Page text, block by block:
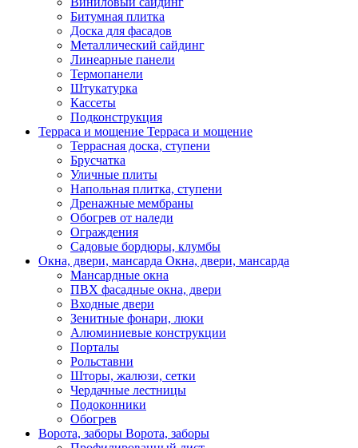
Битумная плитка
Доска для фасадов
Металлический сайдинг
Линеарные панели
Термопанели
Штукатурка
Кассеты
Подконструкция
Терраса и мощение Терраса и мощение
Террасная доска, ступени
Брусчатка
Уличные плиты
Напольная плитка, ступени
Дренажные мембраны
Обогрев от наледи
Ограждения
Садовые бордюры, клумбы
Окна, двери, мансарда Окна, двери, мансарда
Мансардные окна
ПВХ фасадные окна, двери
Входные двери
Зенитные фонари, люки
Алюминиевые конструкции
Порталы
Рольставни
Шторы, жалюзи, сетки
Чердачные лестницы
Подоконники
Обогрев
Ворота, заборы Ворота, заборы